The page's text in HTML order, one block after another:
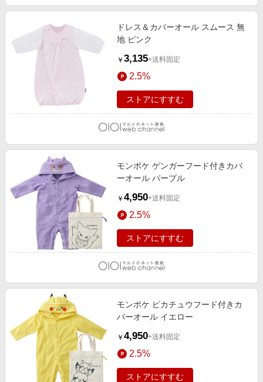
ドレス＆カバーオール スムース 無
地 ピンク
￥ 3,135+送料固定
2.5%
ストアにすすむ
モンポケ ゲンガーフード付きカバ
ーオール パープル
￥ 4,950+送料固定
2.5%
ストアにすすむ
モンポケ ピカチュウフード付きカ
バーオール イエロー
￥ 4,950+送料固定
2.5%
ストアにすすむ